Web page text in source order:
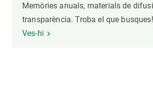
Memòries anuals, materials de
transparència. Troba el que busques!
Ves-hi